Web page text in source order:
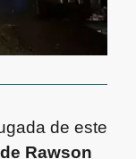
de este
Rawson